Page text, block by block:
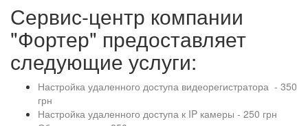
Сервис-центр компании
"Фортер" предоставляет
следующие услуги:
Настройка удаленного доступа видеорегистратора - 350
грн
Настройка удаленного доступа к IP камеры - 250 грн